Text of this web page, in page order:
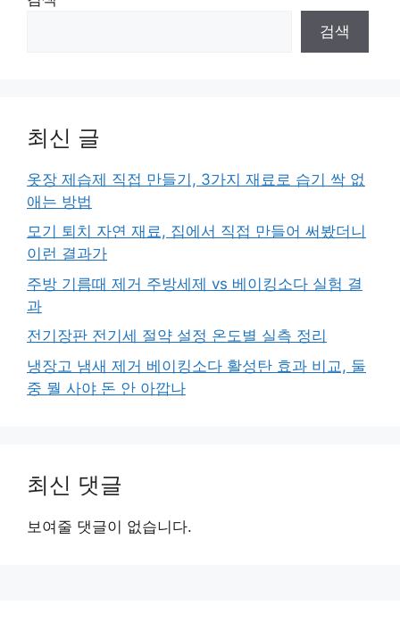
검색
최신 글
옷장 제습제 직접 만들기, 3가지 재료로 습기 싹 없
애는 방법
모기 퇴치 자연 재료, 집에서 직접 만들어 써봤더니
이런 결과가
주방 기름때 제거 주방세제 vs 베이킹소다 실험 결
과
전기장판 전기세 절약 설정 온도별 실측 정리
냉장고 냄새 제거 베이킹소다 활성탄 효과 비교, 둘
중 뭘 사야 돈 안 아깝나
최신 댓글
보여줄 댓글이 없습니다.